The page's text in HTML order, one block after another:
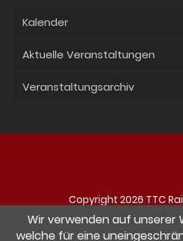
Kalender
Aktuelle Veranstaltungen
Veranstaltungsarchiv
Copyright 2026 TTC
Navigation
überspringen
Impressum
Wir verwenden auf unserer
welche für eine